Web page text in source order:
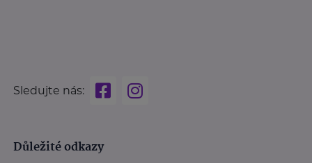
Sledujte nás:
Důležité odkazy